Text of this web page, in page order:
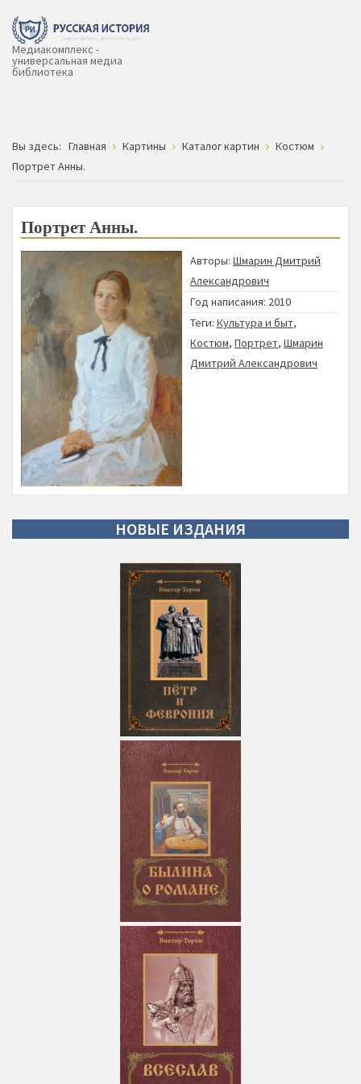
Медиакомплекс -
универсальная медиа
библиотека
Вы здесь: Главная Картины Каталог картин
Костюм
Портрет Анны.
Портрет Анны.
Авторы: Шмарин Дмитрий
Александрович
Год написания: 2010
Теги: Культура и быт,
Костюм, Портрет, Шмарин
Дмитрий Александрович
НОВЫЕ ИЗДАНИЯ